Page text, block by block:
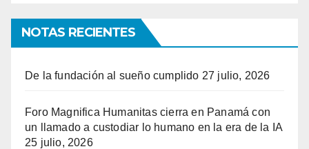
NOTAS RECIENTES
De la fundación al sueño cumplido 27 julio, 2026
Foro Magnifica Humanitas cierra en Panamá con
un llamado a custodiar lo humano en la era de la IA
25 julio, 2026